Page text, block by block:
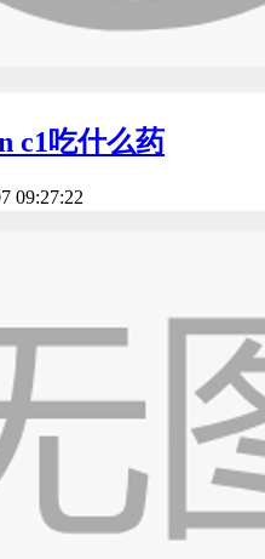
c1吃什么药
09:27:22